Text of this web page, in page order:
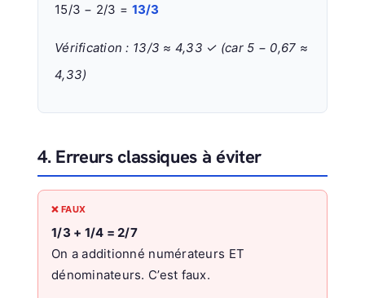
15/3 − 2/3 = 13/3
Vérification : 13/3 ≈ 4,33 ✓ (car 5 − 0,67 ≈
4,33)
4. Erreurs classiques à éviter
❌ FAUX
1/3 + 1/4 = 2/7
On a additionné numérateurs ET
dénominateurs. C’est faux.